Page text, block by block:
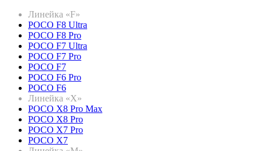
Линейка «F»
POCO F8 Ultra
POCO F8 Pro
POCO F7 Ultra
POCO F7 Pro
POCO F7
POCO F6 Pro
POCO F6
Линейка «X»
POCO X8 Pro Max
POCO X8 Pro
POCO X7 Pro
POCO X7